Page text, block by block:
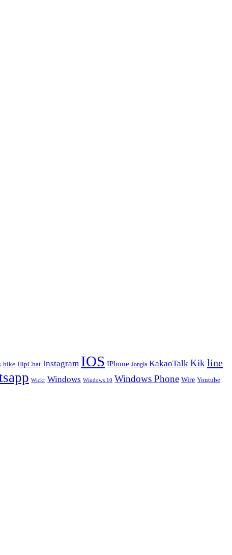
hike HipChat Instagram IOS IPhone Jongla KakaoTalk Kik line
Wickr Windows Windows 10 Windows Phone Wire Youtube